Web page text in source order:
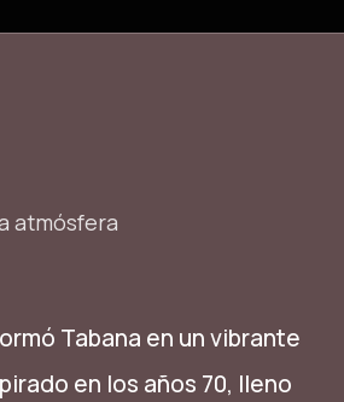
atmósfera
Tabana en un vibrante
en los años 70, lleno